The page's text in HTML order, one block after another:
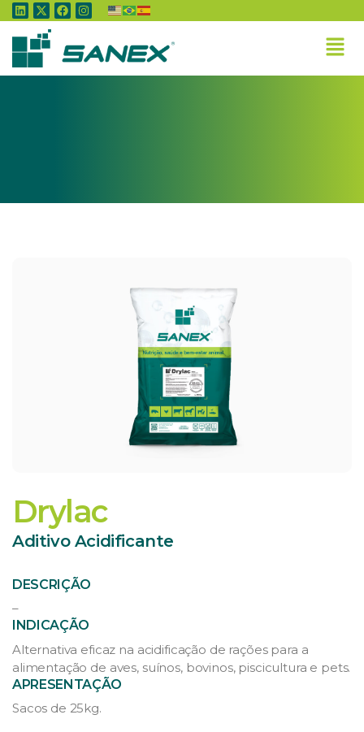
Home » Drylac
Drylac
Aditivo Acidificante
DESCRIÇÃO
–
INDICAÇÃO
Alternativa eficaz na acidificação de rações para a
alimentação de aves, suínos, bovinos, piscicultura e pets.
APRESENTAÇÃO
Sacos de 25kg.